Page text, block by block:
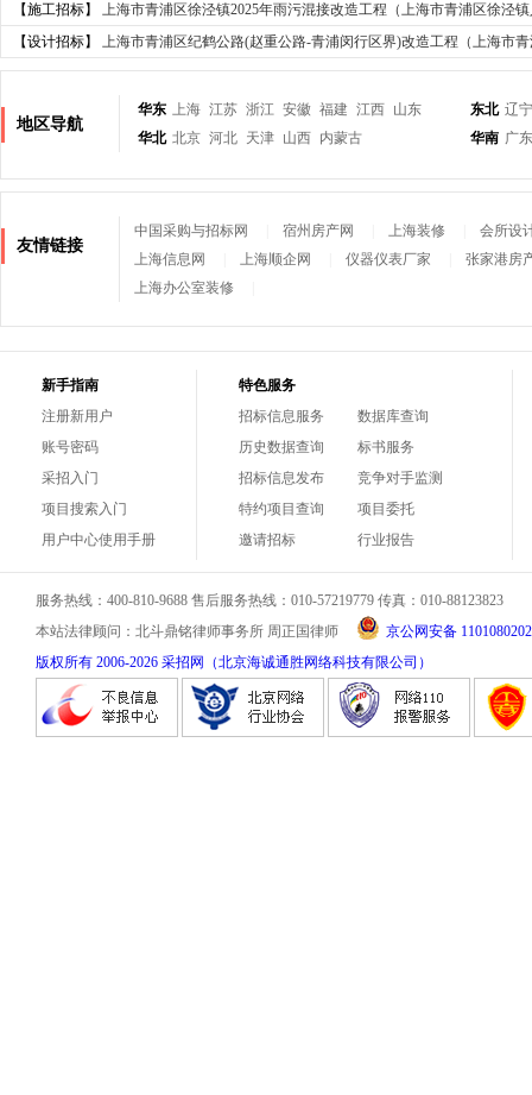
【施工招标】
上海市青浦区徐泾镇2025年雨污混接改造工程（上海市青浦区徐泾
【设计招标】
上海市青浦区纪鹤公路(赵重公路-青浦闵行区界)改造工程（上海市
地区导航
华东 上海 江苏 浙江 安徽 福建 江西 山东 东北 辽宁
华北 北京 河北 天津 山西 内蒙古 华南 广东
友情链接
中国采购与招标网 宿州房产网 上海装修
会所设
上海信息网
上海顺企网 仪器仪表厂家
张家港房
上海办公室装修
新手指南
注册新用户
账号密码
采招入门
项目搜索入门
用户中心使用手册
特色服务
招标信息服务
数据库查询
历史数据查询
标书服务
招标信息发布
竞争对手监测
特约项目查询
项目委托
邀请招标
行业报告
服务热线：400-810-9688 售后服务热线：010-57219779 传真：010-88123823
本站法律顾问：北斗鼎铭律师事务所 周正国律师
京公网安备
版权所有 2006-2026 采招网（北京海诚通胜网络科技有限公司）